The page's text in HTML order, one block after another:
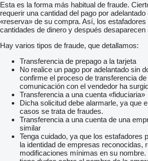
Esta es la forma más habitual de fraude.
requerir una cantidad del pago por
«reserva» de su compra. Así, los estafadores
cantidades de dinero y después desaparecen
Hay varios tipos de fraude, que detallamos:
Transferencia de prepago a la tarjeta
No realice un pago por adelantado sin
confirme el proceso de transferencia
comunicación con el vendedor ha
Transferencia a una cuenta «fiduciaria»
Dicha solicitud debe alarmarle, ya que
casos se trata de fraudes.
Transferencia a una cuenta de una
similar
Tenga cuidado, ya que los estafadores
la identidad de empresas reconocidas,
modificaciones mínimas en su